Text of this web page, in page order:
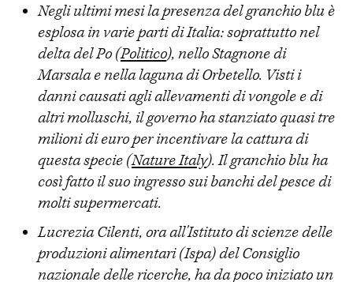
Negli ultimi mesi la presenza del granchio blu è
esplosa in varie parti di Italia: soprattutto nel
delta del Po (Politico), nello Stagnone di
Marsala e nella laguna di Orbetello. Visti i
danni causati agli allevamenti di vongole e di
altri molluschi, il governo ha stanziato quasi tre
milioni di euro per incentivare la cattura di
questa specie (Nature Italy). Il granchio blu ha
così fatto il suo ingresso sui banchi del pesce di
molti supermercati.
Lucrezia Cilenti, ora all'Istituto di scienze delle
produzioni alimentari (Ispa) del Consiglio
nazionale delle ricerche, ha da poco iniziato un